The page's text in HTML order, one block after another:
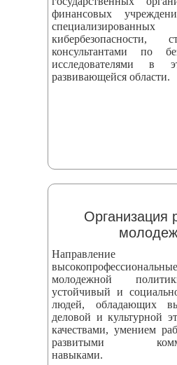
финансовых
кибербезопасности,
консультантами по
исследователями в
развивающейся области.
Организация
Направление
молодежной
устойчивый и
людей, обладающих
деловой и культурной
качествами, умением
развитыми
навыками.